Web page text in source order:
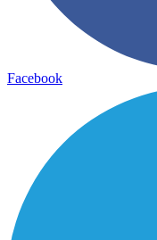
Facebook